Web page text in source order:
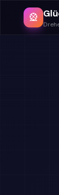
🎡